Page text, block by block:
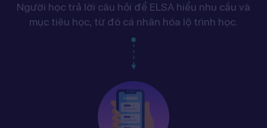
Người học trả lời câu hỏi để ELSA hiểu nhu cầu và
mục tiêu học, từ đó cá nhân hóa lộ trình học.